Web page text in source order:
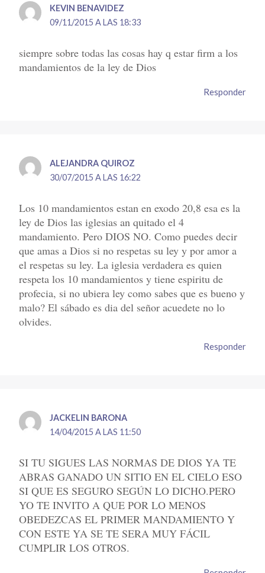
KEVIN BENAVIDEZ
09/11/2015 A LAS 18:33
siempre sobre todas las cosas hay q estar firm a los
mandamientos de la ley de Dios
Responder
ALEJANDRA QUIROZ
30/07/2015 A LAS 16:22
Los 10 mandamientos estan en exodo 20,8 esa es la
ley de Dios las iglesias an quitado el 4
mandamiento. Pero DIOS NO. Como puedes decir
que amas a Dios si no respetas su ley y por amor a
el respetas su ley. La iglesia verdadera es quien
respeta los 10 mandamientos y tiene espiritu de
profecia, si no ubiera ley como sabes que es bueno y
malo? El sábado es dia del señor acuedete no lo
olvides.
Responder
JACKELIN BARONA
14/04/2015 A LAS 11:50
SI TU SIGUES LAS NORMAS DE DIOS YA TE
ABRAS GANADO UN SITIO EN EL CIELO ESO
SI QUE ES SEGURO SEGÚN LO DICHO.PERO
YO TE INVITO A QUE POR LO MENOS
OBEDEZCAS EL PRIMER MANDAMIENTO Y
CON ESTE YA SE TE SERA MUY FÁCIL
CUMPLIR LOS OTROS.